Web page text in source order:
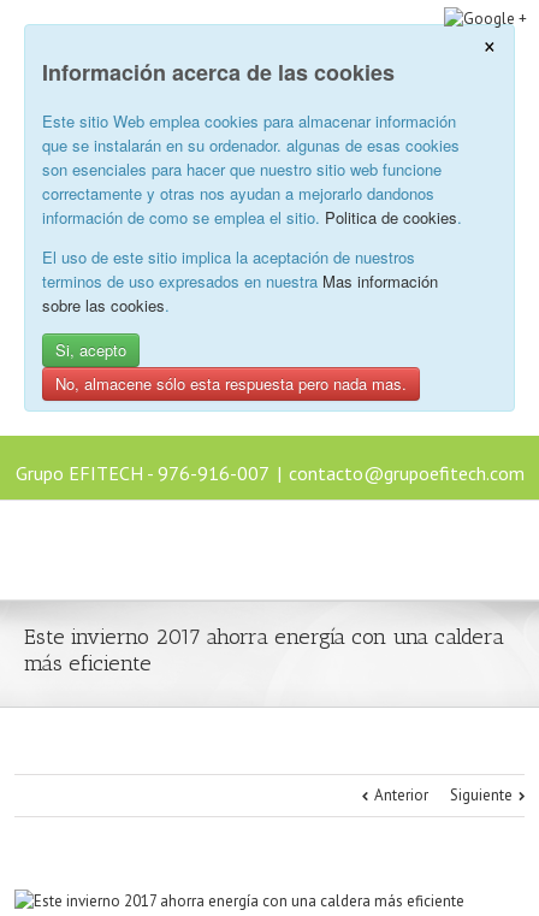
×
Información acerca de las cookies
Este sitio Web emplea cookies para almacenar información
que se instalarán en su ordenador. algunas de esas cookies
son esenciales para hacer que nuestro sitio web funcione
correctamente y otras nos ayudan a mejorarlo dandonos
información de como se emplea el sitio. Politica de cookies.
El uso de este sitio implica la aceptación de nuestros
terminos de uso expresados en nuestra Mas información
sobre las cookies.
Si, acepto
No, almacene sólo esta respuesta pero nada mas.
Grupo EFITECH - 976-916-007 | contacto@grupoefitech.com
Este invierno 2017 ahorra energía con una caldera
más eficiente
Anterior Siguiente